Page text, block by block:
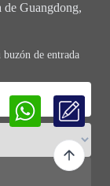
Guangdong,
de entrada